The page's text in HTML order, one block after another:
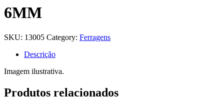
6MM
SKU: 13005 Category: Ferragens
Descrição
Imagem ilustrativa.
Produtos relacionados